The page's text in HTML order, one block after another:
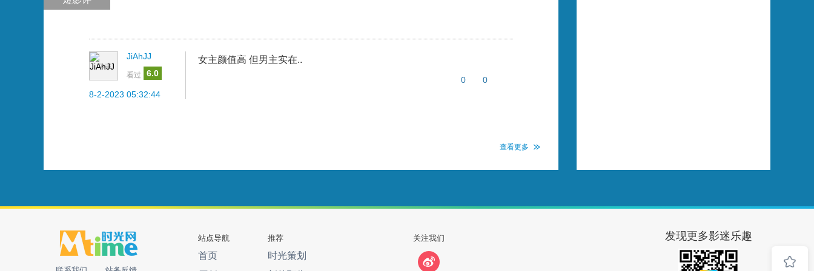
JiAhJJ
看过 6.0
8-2-2023 05:32:44
女主颜值高 但男主实在..
0 0
查看更多
站点导航
首页
推荐
时光策划
关注我们 发现更多影迷乐趣